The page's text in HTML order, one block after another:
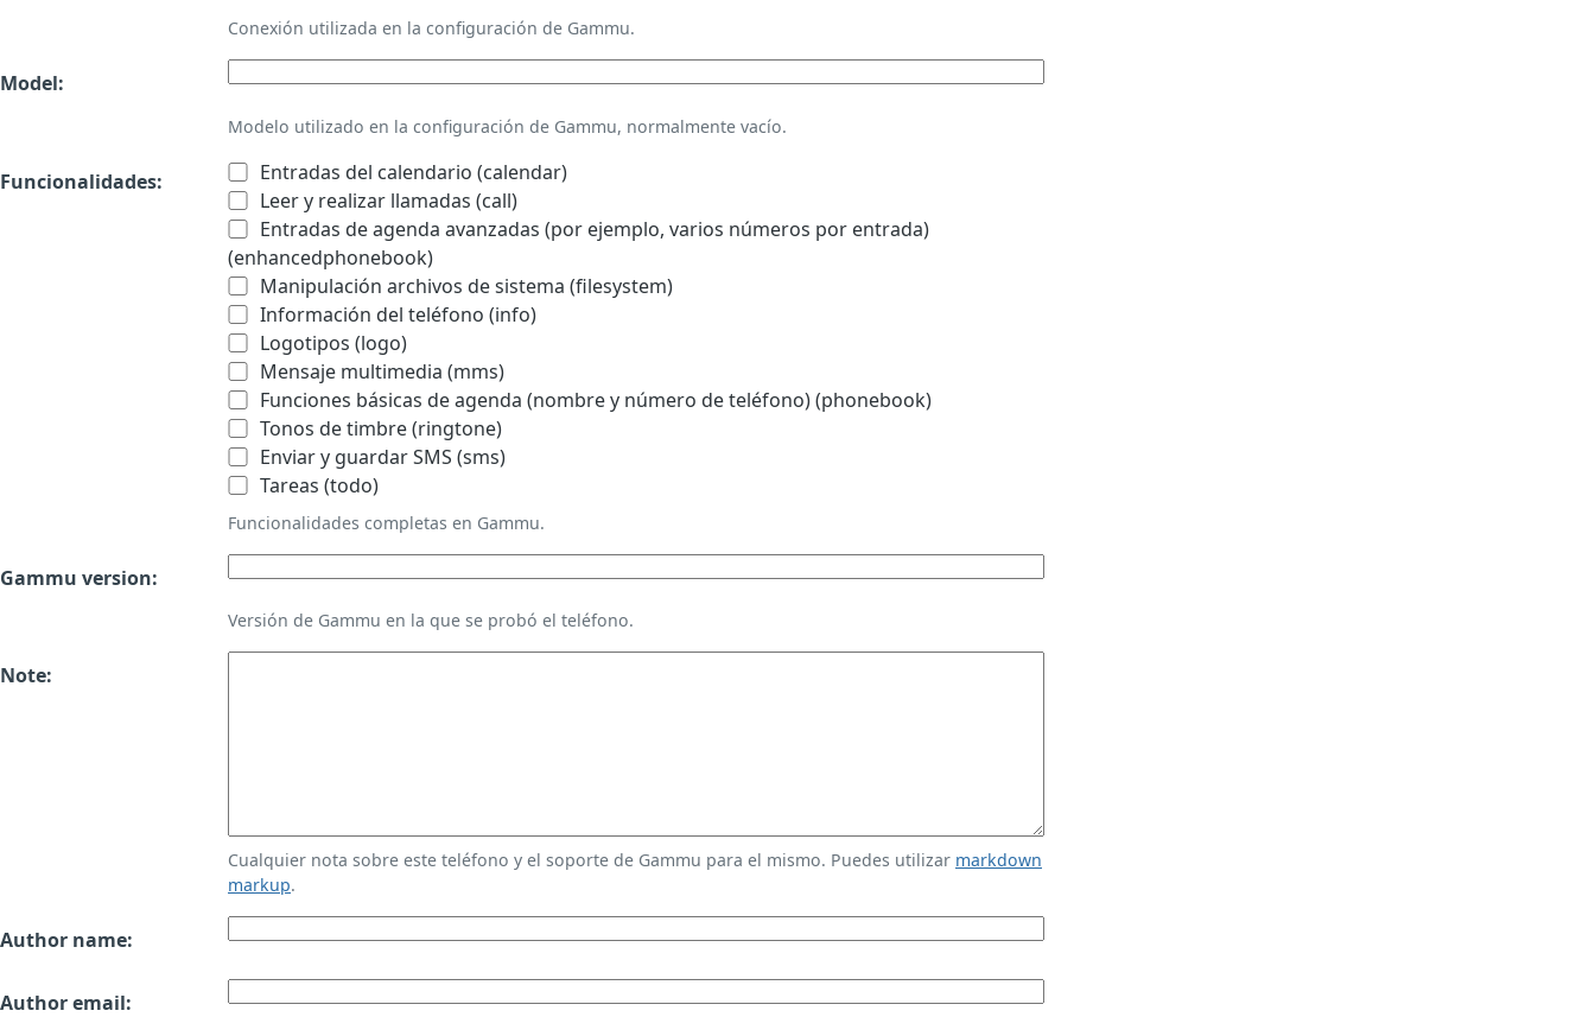
Conexión utilizada en la configuración de Gammu.
Model:
Modelo utilizado en la configuración de Gammu, normalmente vacío.
Funcionalidades:
Entradas del calendario (calendar)
Leer y realizar llamadas (call)
Entradas de agenda avanzadas (por ejemplo, varios números por entrada)
(enhancedphonebook)
Manipulación archivos de sistema (filesystem)
Información del teléfono (info)
Logotipos (logo)
Mensaje multimedia (mms)
Funciones básicas de agenda (nombre y número de teléfono) (phonebook)
Tonos de timbre (ringtone)
Enviar y guardar SMS (sms)
Tareas (todo)
Funcionalidades completas en Gammu.
Gammu version:
Versión de Gammu en la que se probó el teléfono.
Note:
Cualquier nota sobre este teléfono y el soporte de Gammu para el mismo. Puedes utilizar markdown
markup.
Author name:
Author email: